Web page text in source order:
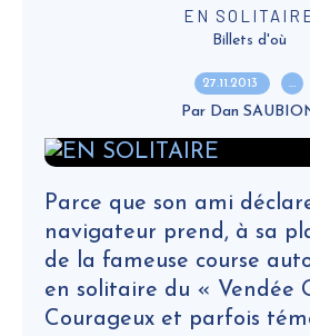
EN
Billets d'où
27.11.2013 …
Par Dan
Parce que son ami
navigateur prend, à sa
de la fameuse course
en solitaire du « Vendée
Courageux et parfois